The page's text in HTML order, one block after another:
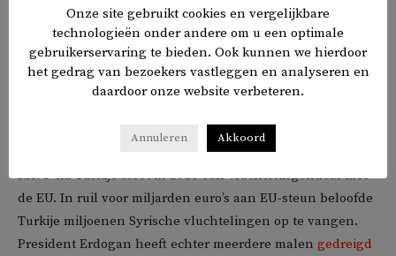
noemde dit de meest gedenkwaardige scène in het
‘faillissement’ van de VS.
Het is niet de eerste keer dat Soylu zijn pijlen op Frontex
NAVO-lid Turkije sloot in 2016 een vluchtelingendeal met
de EU. In ruil voor miljarden euro’s aan EU-steun beloofde
Turkije miljoenen Syrische vluchtelingen op te vangen.
President Erdogan heeft echter meerdere malen gedreigd
Onze site gebruikt cookies en vergelijkbare
technologieën onder andere om u een optimale
gebruikerservaring te bieden. Ook kunnen we hierdoor
het gedrag van bezoekers vastleggen en analyseren en
daardoor onze website verbeteren.
Annuleren Akkoord